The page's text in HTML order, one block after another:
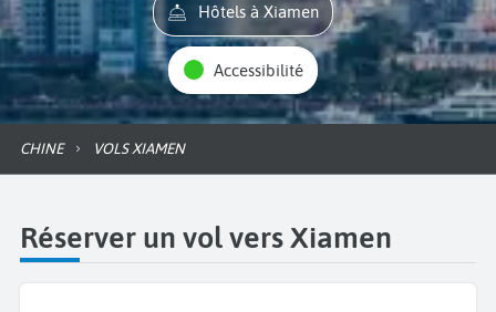
Hôtels à Xiamen
Accessibilité
CHINE VOLS XIAMEN
Réserver un vol vers Xiamen